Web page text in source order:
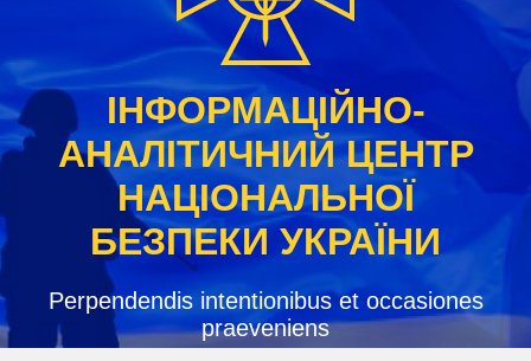
ІНФОРМАЦІЙНО-
АНАЛІТИЧНИЙ ЦЕНТР
НАЦІОНАЛЬНОЇ
БЕЗПЕКИ УКРАЇНИ
Perpendendis intentionibus et occasiones
praeveniens